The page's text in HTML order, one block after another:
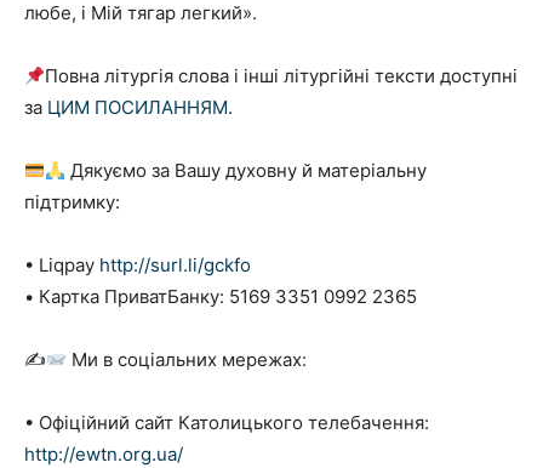
любе, і Мій тя­гар легкий».
Повна літургія слова і інші літургійні тексти доступні
за ЦИМ ПОСИЛАННЯМ.
Дякуємо за Вашу духовну й матеріальну
підтримку:
• Liqpay http://surl.li/gckfo
• Картка ПриватБанку: 5169 3351 0992 2365
✍ Ми в соціальних мережах:
• Офіційний сайт Католицького телебачення:
http://ewtn.org.ua/